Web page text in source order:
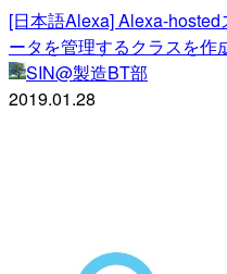
[日本語Alexa] Alexa-
ータを管理するクラスを作
SIN@製造BT部
2019.01.28